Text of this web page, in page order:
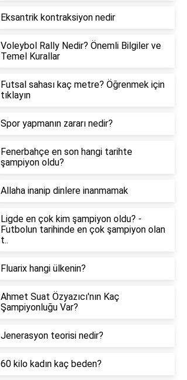
Eksantrik kontraksiyon nedir
Voleybol Rally Nedir? Önemli Bilgiler ve
Temel Kurallar
Futsal sahası kaç metre? Öğrenmek için
tıklayın
Spor yapmanın zararı nedir?
Fenerbahçe en son hangi tarihte
şampiyon oldu?
Allaha inanip dinlere inanmamak
Ligde en çok kim şampiyon oldu? -
Futbolun tarihinde en çok şampiyon olan
t..
Fluarix hangi ülkenin?
Ahmet Suat Özyazıcı'nın Kaç
Şampiyonluğu Var?
Jenerasyon teorisi nedir?
60 kilo kadın kaç beden?